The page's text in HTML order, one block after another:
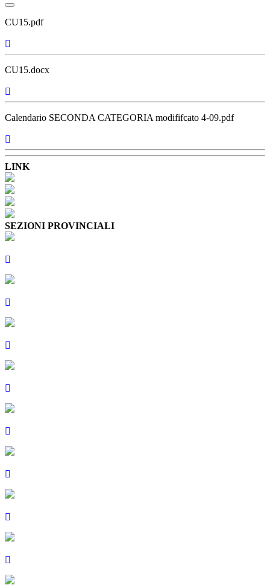
CU15.pdf
CU15.docx
Calendario SECONDA CATEGORIA modififcato 4-09.pdf
LINK
SEZIONI PROVINCIALI